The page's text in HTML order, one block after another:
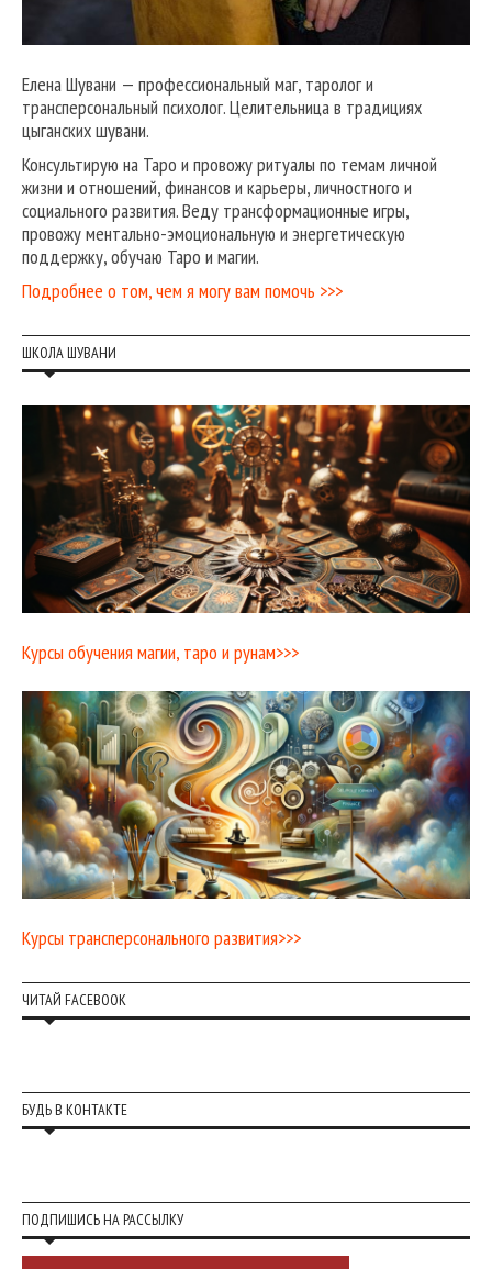
Елена Шувани — профессиональный маг, таролог и
трансперсональный психолог. Целительница в традициях
цыганских шувани.
Консультирую на Таро и провожу ритуалы по темам личной
жизни и отношений, финансов и карьеры, личностного и
социального развития. Веду трансформационные игры,
провожу ментально-эмоциональную и энергетическую
поддержку, обучаю Таро и магии.
Подробнее о том, чем я могу вам помочь >>>
ШКОЛА ШУВАНИ
Курсы обучения магии, таро и рунам>>>
Курсы трансперсонального развития>>>
ЧИТАЙ FACEBOOK
БУДЬ В КОНТАКТЕ
ПОДПИШИСЬ НА РАССЫЛКУ